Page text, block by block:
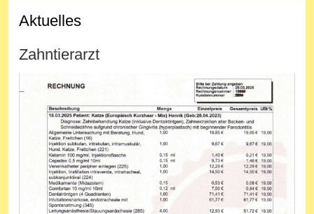
Aktuelles
Zahntierarzt